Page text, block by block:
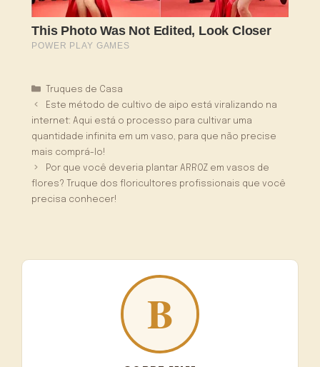
Categorias
Truques de Casa
Este método de cultivo de aipo está viralizando na
internet: Aqui está o processo para cultivar uma
quantidade infinita em um vaso, para que não precise
mais comprá-lo!
Por que você deveria plantar ARROZ em vasos de
flores? Truque dos floricultores profissionais que você
precisa conhecer!